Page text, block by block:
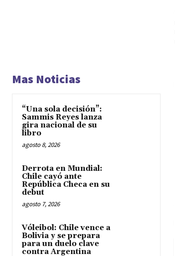
Mas Noticias
“Una sola decisión”:
Sammis Reyes lanza
gira nacional de su
libro
agosto 8, 2026
Derrota en Mundial:
Chile cayó ante
República Checa en su
debut
agosto 7, 2026
Vóleibol: Chile vence a
Bolivia y se prepara
para un duelo clave
contra Argentina